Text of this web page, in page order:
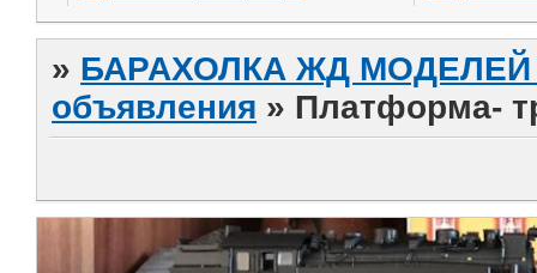
» БАРАХОЛКА ЖД МОДЕЛЕЙ
объявления » Платформа-